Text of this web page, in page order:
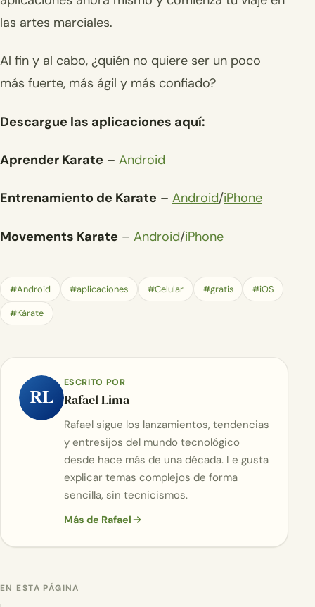
las artes marciales.
Al fin y al cabo, ¿quién no quiere ser un poco
más fuerte, más ágil y más confiado?
Descargue las aplicaciones aquí:
Aprender Karate – Android
Entrenamiento de Karate – Android/iPhone
Movements Karate – Android/iPhone
#Android #aplicaciones #Celular #gratis #iOS
#Kárate
RL
ESCRITO POR
Rafael Lima
Rafael sigue los lanzamientos, tendencias
y entresijos del mundo tecnológico
desde hace más de una década. Le gusta
explicar temas complejos de forma
sencilla, sin tecnicismos.
Más de Rafael
EN ESTA PÁGINA